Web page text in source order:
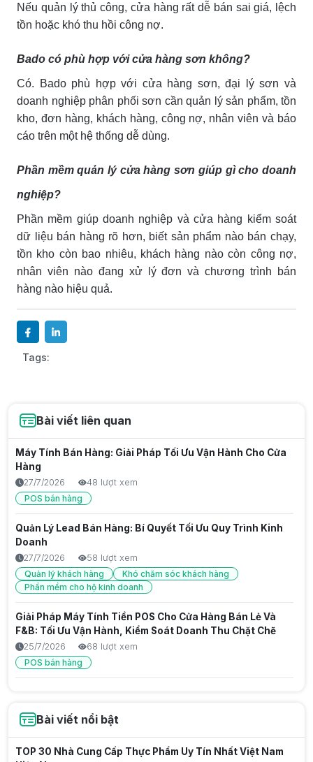
Nếu quản lý thủ công, cửa hàng rất dễ bán sai giá, lệch
tồn hoặc khó thu hồi công nợ.
Bado có phù hợp với cửa hàng sơn không?
Có. Bado phù hợp với cửa hàng sơn, đại lý sơn và
doanh nghiệp phân phối sơn cần quản lý sản phẩm, tồn
kho, đơn hàng, khách hàng, công nợ, nhân viên và báo
cáo trên một hệ thống dễ dùng.
Phần mềm quản lý cửa hàng sơn giúp gì cho doanh
nghiệp?
Phần mềm giúp doanh nghiệp và cửa hàng kiểm soát
dữ liệu bán hàng rõ hơn, biết sản phẩm nào bán chạy,
tồn kho còn bao nhiêu, khách hàng nào còn công nợ,
nhân viên nào đang xử lý đơn và chương trình bán
hàng nào hiệu quả.
Tags:
Bài viết liên quan
Máy Tính Bán Hàng: Giải Pháp Tối Ưu Vận Hành Cho Cửa
Hàng
27/7/2026
48 lượt xem
POS bán hàng
Quản Lý Lead Bán Hàng: Bí Quyết Tối Ưu Quy Trình Kinh
Doanh
27/7/2026
58 lượt xem
Quản lý khách hàng
Khó chăm sóc khách hàng
Phần mềm cho hộ kinh doanh
Giải Pháp Máy Tính Tiền POS Cho Cửa Hàng Bán Lẻ Và
F&B: Tối Ưu Vận Hành, Kiểm Soát Doanh Thu Chặt Chẽ
25/7/2026
68 lượt xem
POS bán hàng
25/7/2026 69 lượt xem
Thu nhập thụ động là gì? Cách tạo nguồn thu bền vững
Bài viết nổi bật
TOP 30 Nhà Cung Cấp Thực Phẩm Uy Tín Nhất Việt Nam